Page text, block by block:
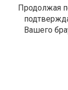
Продолжая
Вашего